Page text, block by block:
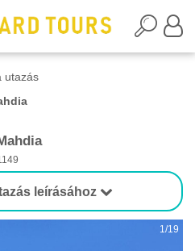
utazás
leírásához
1/19